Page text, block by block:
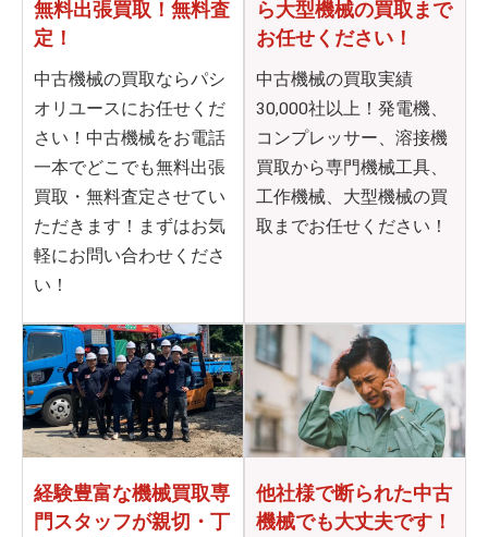
無料出張買取！無料査
定！
中古機械の買取ならパシ
オリユースにお任せくだ
さい！中古機械をお電話
一本でどこでも無料出張
買取・無料査定させてい
ただきます！まずはお気
軽にお問い合わせくださ
い！
ら大型機械の買取まで
お任せください！
中古機械の買取実績
30,000社以上！発電機、
コンプレッサー、溶接機
買取から専門機械工具、
工作機械、大型機械の買
取までお任せください！
経験豊富な機械買取専
門 スタッフが親切・丁
他社様で断られた中古
機械でも大丈夫です！